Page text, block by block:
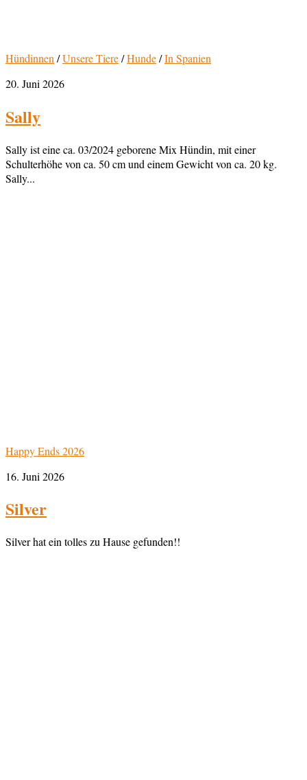
Hündinnen /Unsere Tiere/Hunde/In Spanien
20. Juni 2026
Sally
Sally ist eine ca. 03/2024 geborene Mix Hündin, mit einer
Schulterhöhe von ca. 50 cm und einem Gewicht von ca. 20 kg.
Sally...
Happy Ends 2026
16. Juni 2026
Silver
Silver hat ein tolles zu Hause gefunden!!